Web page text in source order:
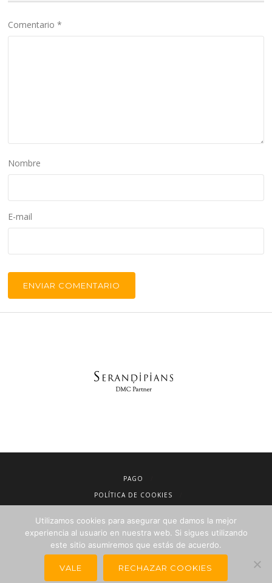
Comentario*
Nombre
E-mail
PAGO
POLÍTICA DE COOKIES
CONDICIONES DE VENTA
POLÍTICA DE PRIVACIDAD
Utilizamos cookies para asegurar que damos la mejor
experiencia al usuario en nuestra web. Si sigues utilizando
este sitio asumiremos que estás de acuerdo.
VALE RECHAZAR COOKIES